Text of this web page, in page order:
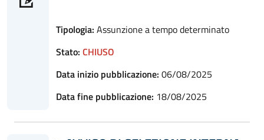
Tipologia: Assunzione a tempo determinato
Stato: CHIUSO
Data inizio pubblicazione: 06/08/2025
Data fine pubblicazione: 18/08/2025